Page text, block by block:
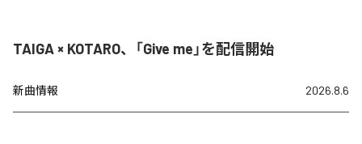
TAIGA × KOTARO、「Give me」を配信開始
新曲情報 2026.8.6